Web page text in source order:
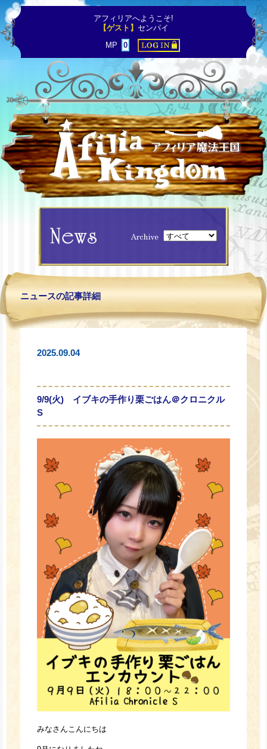
アフィリアへようこそ!
【ゲスト】 センパイ
MP
0
ニュースの記事詳細
2025.09.04
9/9(火) イブキの手作り栗ごはん＠クロニクル
S
みなさんこんにちは